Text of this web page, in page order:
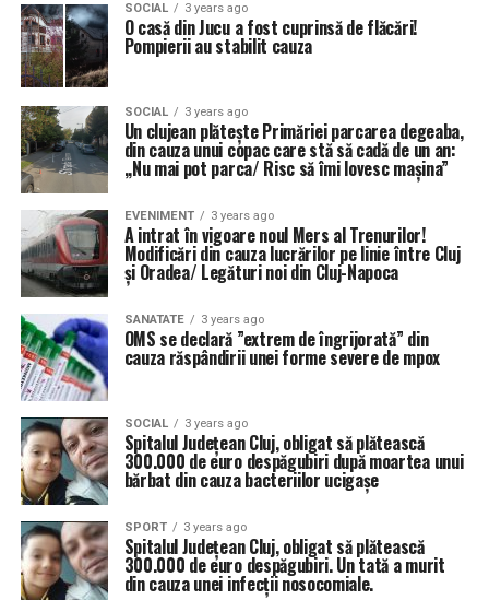
SOCIAL 3 years ago
O casă din Jucu a fost cuprinsă de flăcări!
Pompierii au stabilit cauza
SOCIAL 3 years ago
Un clujean plătește Primăriei parcarea degeaba,
din cauza unui copac care stă să cadă de un an:
,,Nu mai pot parca/ Risc să îmi lovesc mașina”
EVENIMENT 3 years ago
A intrat în vigoare noul Mers al Trenurilor!
Modificări din cauza lucrărilor pe linie între Cluj
și Oradea/ Legături noi din Cluj-Napoca
SANATATE 3 years ago
OMS se declară ”extrem de îngrijorată” din
cauza răspândirii unei forme severe de mpox
SOCIAL 3 years ago
Spitalul Județean Cluj, obligat să plătească
300.000 de euro despăgubiri după moartea unui
bărbat din cauza bacteriilor ucigașe
SPORT 3 years ago
Spitalul Județean Cluj, obligat să plătească
300.000 de euro despăgubiri. Un tată a murit
din cauza unei infecții nosocomiale.